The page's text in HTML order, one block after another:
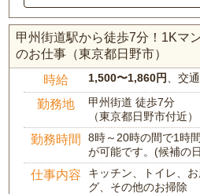
甲州街道駅から徒歩7分！1Kマ
のお仕事（東京都日野市）
時給 1,500〜1,860円 、交
勤務地
甲州街道 徒歩7分
（東京都日野市付近）
勤務時間
8時～20時の間で1時
が可能です。(候補の
仕事内容
キッチン、トイレ、
グ、その他のお掃除